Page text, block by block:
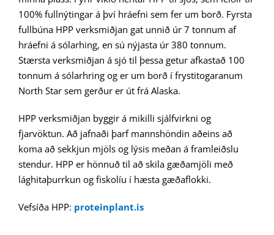
100% fullnýtingar á því hráefni sem fer um borð. Fyrsta
fullbúna HPP verksmiðjan gat unnið úr 7 tonnum af
hráefni á sólarhing, en sú nýjasta úr 380 tonnum.
Stærsta verksmiðjan á sjó til þessa getur afkastað 100
tonnum á sólarhring og er um borð í frystitogaranum
North Star sem gerður er út frá Alaska.
HPP verksmiðjan byggir á mikilli sjálfvirkni og
fjarvöktun. Að jafnaði þarf mannshöndin aðeins að
koma að sekkjun mjöls og lýsis meðan á framleiðslu
stendur. HPP er hönnuð til að skila gæðamjöli með
lághitaþurrkun og fiskolíu í hæsta gæðaflokki.
Vefsíða HPP: proteinplant.is